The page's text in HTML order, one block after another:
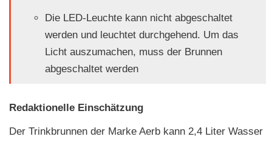
Die LED-Leuchte kann nicht abgeschaltet
werden und leuchtet durchgehend. Um das
Licht auszumachen, muss der Brunnen
abgeschaltet werden
Redaktionelle Einschätzung
Der Trinkbrunnen der Marke Aerb kann 2,4 Liter Wasser